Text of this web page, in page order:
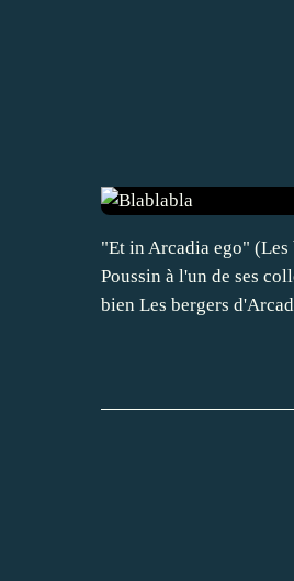
"Et in Arcadia ego"
Poussin à l'un de ses
bien Les bergers